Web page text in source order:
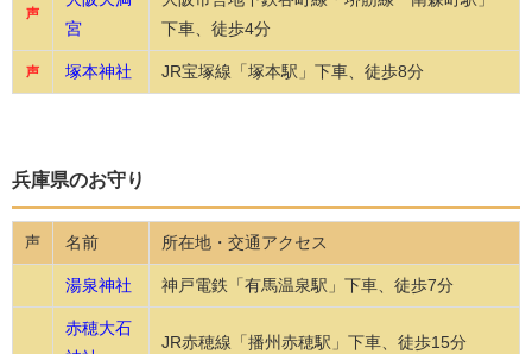
声
宮
下車、徒歩4分
声 塚本神社 JR宝塚線「塚本駅」下車、徒歩8分
兵庫県のお守り
声 名前 所在地・交通アクセス
湯泉神社 神戸電鉄「有馬温泉駅」下車、徒歩7分
赤穂大石
JR赤穂線「播州赤穂駅」下車、徒歩15分